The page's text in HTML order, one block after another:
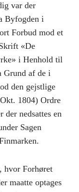
var der
Byfogden i
Forbud mod et
«De
i Henhold til
Grund af de i
den gejstlige
1804) Ordre
der nedsattes en
Sagen
hvor Forhøret
maatte optages